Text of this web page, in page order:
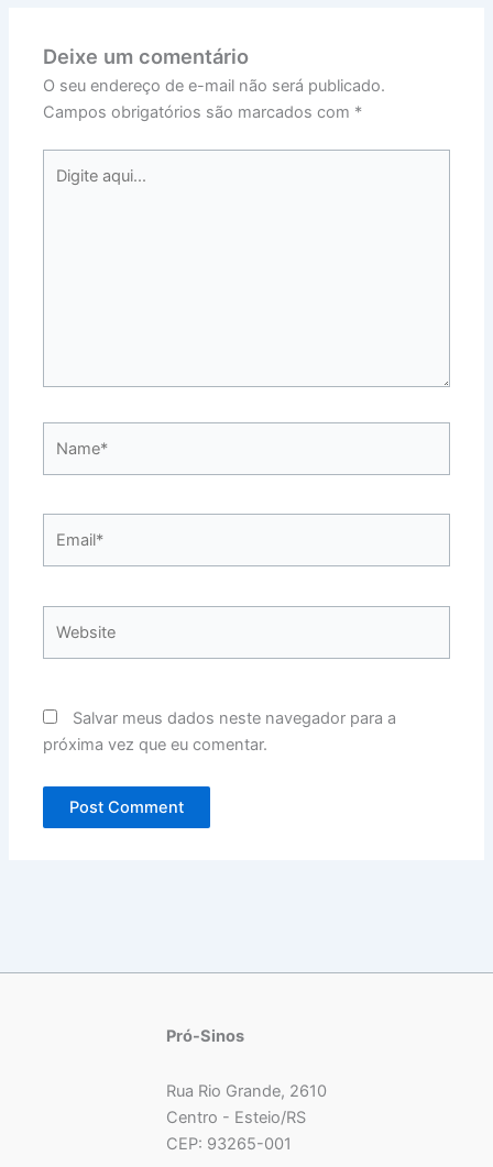
Deixe um comentário
O seu endereço de e-mail não será publicado.
Campos obrigatórios são marcados com *
aqui...
Salvar meus dados neste navegador para a
próxima vez que eu comentar.
Pró-Sinos
Rua Rio Grande, 2610
Centro - Esteio/RS
CEP: 93265-001